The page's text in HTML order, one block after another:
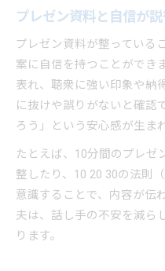
プレゼン資料と自信が
プレゼン資料が整っている
案に自信を持つことができ
表れ、聴衆に強い印象や納
に抜けや誤りがないと確認
ろう」という安心感が生ま
たとえば、10分間のプレゼ
整したり、10 20 30の法則
意識することで、内容が伝
夫は、話し手の不安を減ら
ります。